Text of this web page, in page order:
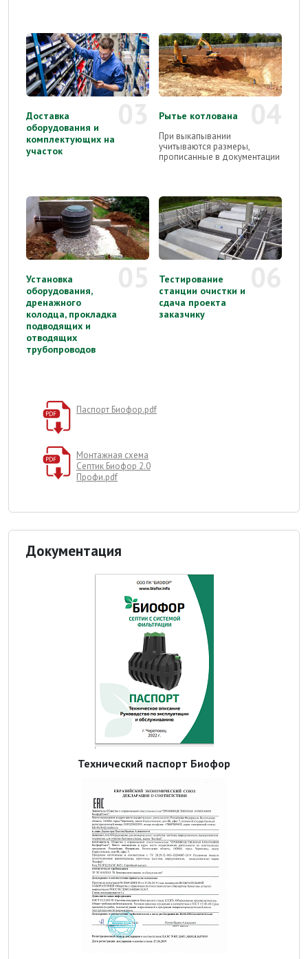
Доставка
оборудования и
комплектующих на
участок
Рытье котлована
При выкапывании
учитываются размеры,
прописанные в документации
Установка
оборудования,
дренажного
колодца, прокладка
подводящих и
отводящих
трубопроводов
Тестирование
станции очистки и
сдача проекта
заказчику
Паспорт Биофор.pdf
Монтажная схема
Септик Биофор 2.0
Профи.pdf
Документация
Технический паспорт Биофор